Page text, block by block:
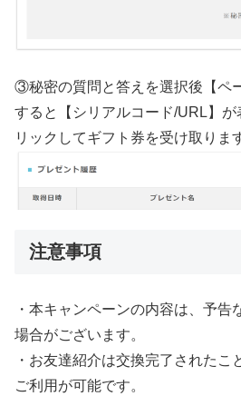
③秘密の質問と答えを選択後【ペ
すると【シリアルコード/URL】が
リックしてギフト券を受け取りま
注意事項
・本キャンペーンの内容は、予告
場合がございます。
・お友達紹介は交換完了されたこ
ご利用が可能です。